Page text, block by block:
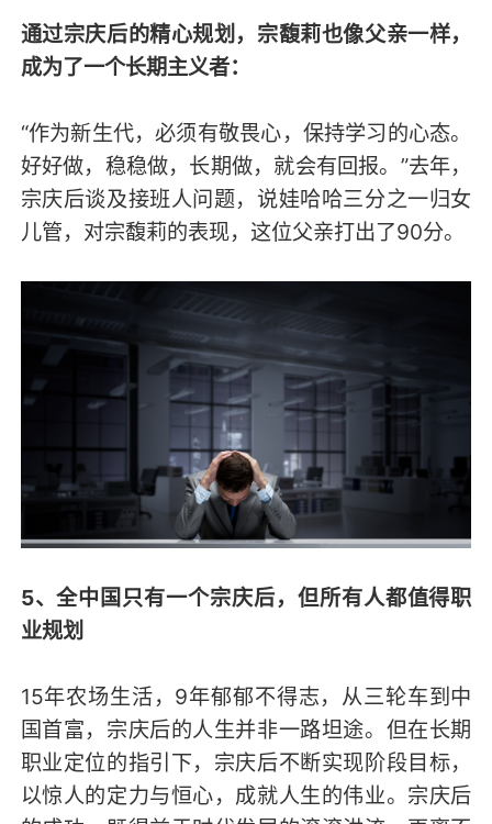
通过宗庆后的精心规划，宗馥莉也像父亲一样，
成为了一个长期主义者：
“作为新生代，必须有敬畏心，保持学习的心态。
好好做，稳稳做，长期做，就会有回报。”去年，
宗庆后谈及接班人问题，说娃哈哈三分之一归女
儿管，对宗馥莉的表现，这位父亲打出了90分。
5、全中国只有一个宗庆后，但所有人都值得职
业规划
15年农场生活，9年郁郁不得志，从三轮车到中
国首富，宗庆后的人生并非一路坦途。但在长期
职业定位的指引下，宗庆后不断实现阶段目标，
以惊人的定力与恒心，成就人生的伟业。宗庆后